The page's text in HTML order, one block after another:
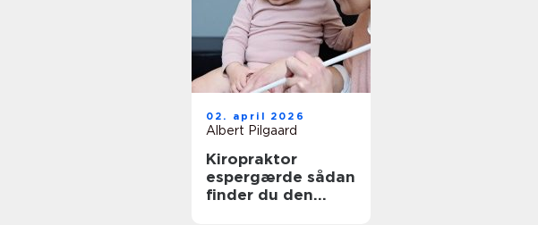
02. april 2026
Albert Pilgaard
Kiropraktor
espergærde sådan
finder du den